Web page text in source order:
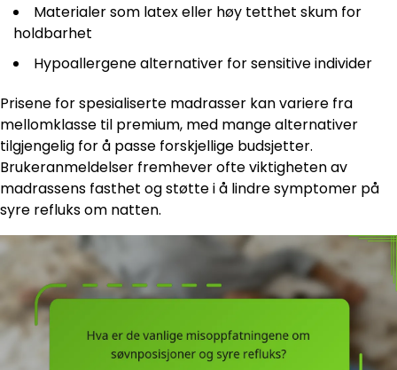
Materialer som latex eller høy tetthet skum for
holdbarhet
Hypoallergene alternativer for sensitive individer
Prisene for spesialiserte madrasser kan variere fra
mellomklasse til premium, med mange alternativer
tilgjengelig for å passe forskjellige budsjetter.
Brukeranmeldelser fremhever ofte viktigheten av
madrassens fasthet og støtte i å lindre symptomer på
syre refluks om natten.